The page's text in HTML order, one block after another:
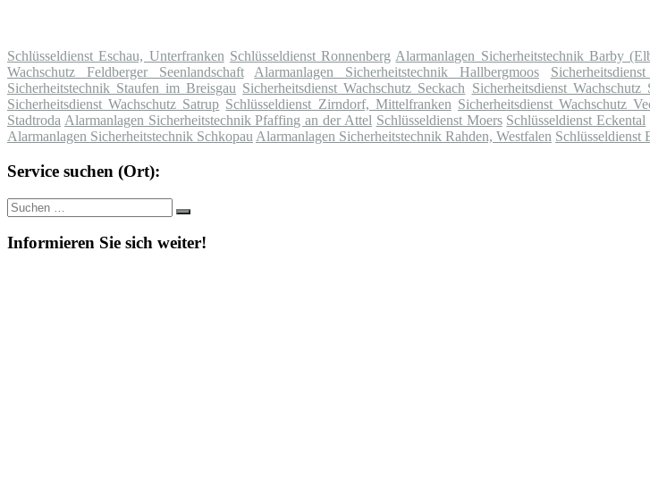
Schlüsseldienst Eschau, Unterfranken Schlüsseldienst Ronnenberg Alarmanlagen Sicherheitstechnik Barby
Wachschutz Feldberger Seenlandschaft
Alarmanlagen Sicherheitstechnik Hallbergmoos
Sicherheitstechnik Staufen im Breisgau Sicherheitsdienst Wachschutz Seckach Sicherheitsdienst Wachschutz
Sicherheitsdienst Wachschutz Satrup Schlüsseldienst Zirndorf, Mittelfranken Sicherheitsdienst Wachschutz
Stadtroda Alarmanlagen Sicherheitstechnik Pfaffing an der Attel Schlüsseldienst Moers Schlüsseldienst Eckental
Alarmanlagen Sicherheitstechnik Schkopau Alarmanlagen Sicherheitstechnik Rahden, Westfalen Schlüsseldienst
Service suchen (Ort):
Suche
nach:
Suchen
Informieren Sie sich weiter!